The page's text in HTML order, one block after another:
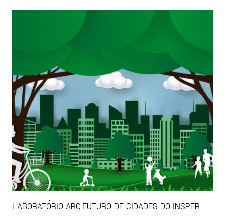
LABORATÓRIO ARQ.FUTURO DE CIDADES DO INSPER